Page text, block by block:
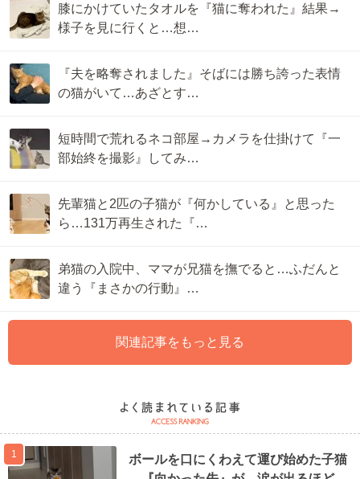
膝にかけていたタオルを『猫に奪われた』結果→
様子を見に行くと…想…
『夫を略奪されました』そばには勝ち誇った表情
の猫がいて…あざとす…
短時間で荒れるネコ部屋→カメラを仕掛けて『一
部始終を撮影』してみ…
先輩猫と2匹の子猫が『何かしている』と思った
ら…131万再生された『…
弟猫の入院中、ママが兄猫を撫でると…ふだんと
違う『まさかの行動』…
関連記事をもっと見る
1
ボールを口にくわえて運び始めた子猫